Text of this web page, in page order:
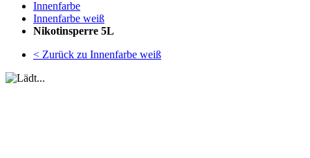
Innenfarbe
Innenfarbe weiß
Nikotinsperre 5L
< Zurück zu Innenfarbe weiß